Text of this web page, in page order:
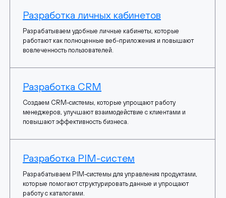
Разработка личных кабинетов
Разрабатываем удобные личные кабинеты, которые
работают как полноценные веб-приложения и повышают
вовлеченность пользователей.
Разработка CRM
Создаем CRM-системы, которые упрощают работу
менеджеров, улучшают взаимодействие с клиентами и
повышают эффективность бизнеса.
Разработка PIM-систем
Разрабатываем PIM-системы для управления продуктами,
которые помогают структурировать данные и упрощают
работу с каталогами.